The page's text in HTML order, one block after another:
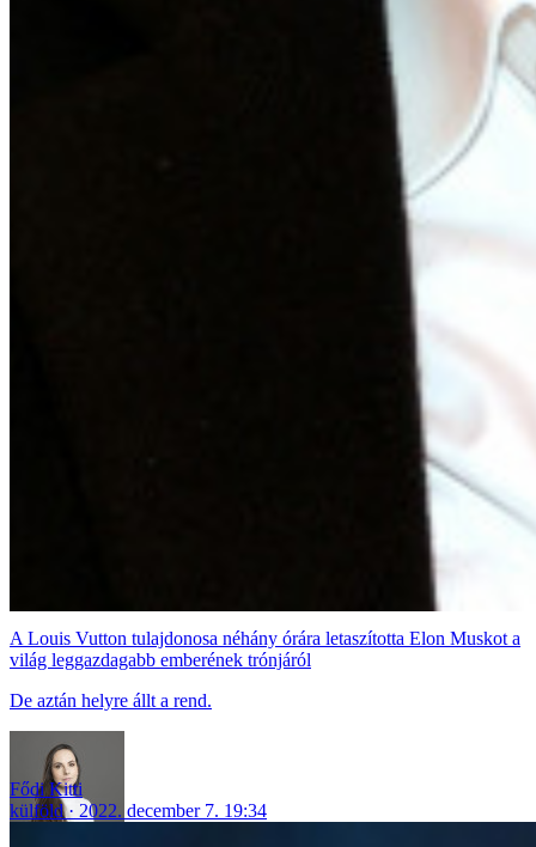
A Louis Vutton tulajdonosa néhány órára letaszította Elon Muskot a
világ leggazdagabb emberének trónjáról
De aztán helyre állt a rend.
Fődi Kitti
külföld
2022. december 7. 19:34